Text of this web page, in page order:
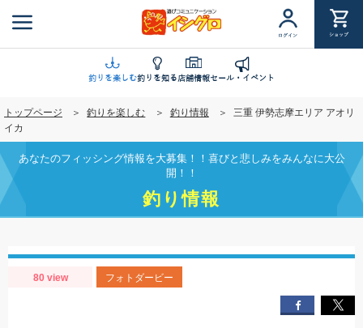
ン
ツ
移
動
ログイン ショップ
釣りを楽しむ釣りを知る店舗情報セール・イベント
トップページ 釣りを楽しむ 釣り情報
三重 伊勢志摩エリア アオリ
イカ
あなたのフィッシング情報を大募集！！喜びと悲しみをみんなに大公
開！！
釣り情報
80 view フォトダービー